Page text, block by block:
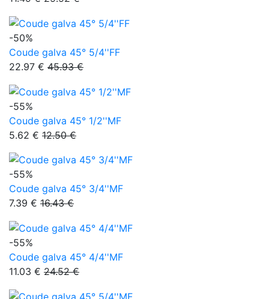
-50%
Coude galva 45° 5/4''FF
22.97 € 45.93 €
-55%
Coude galva 45° 1/2''MF
5.62 € 12.50 €
-55%
Coude galva 45° 3/4''MF
7.39 € 16.43 €
-55%
Coude galva 45° 4/4''MF
11.03 € 24.52 €